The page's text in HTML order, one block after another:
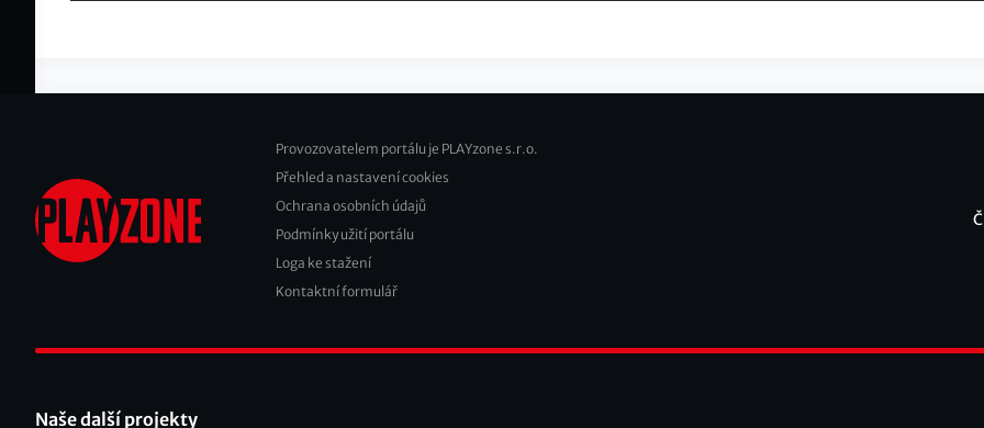
Footer
2
Provozovatelem portálu je PLAYzone s.r.o.
Přehled a nastavení cookies
Ochrana osobních údajů
Podmínky užití portálu
Loga ke stažení
Kontaktní formulář
Naše další projekty